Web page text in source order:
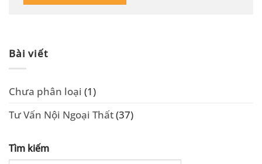
Bài viết
Chưa phân loại (1)
Tư Vấn Nội Ngoại Thất(37)
Tìm kiếm